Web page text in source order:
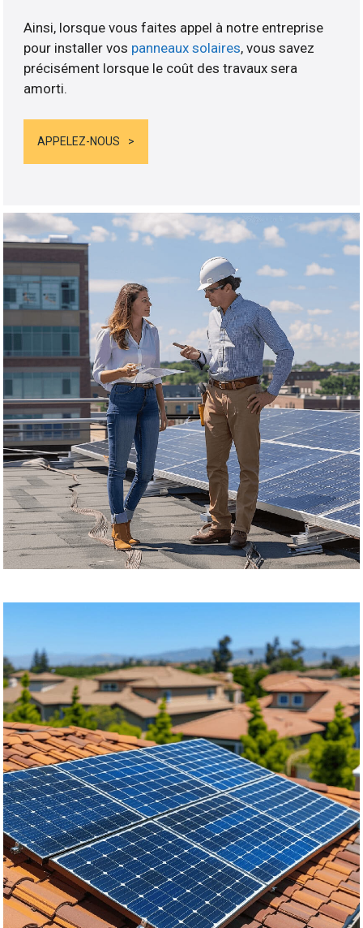
Ainsi, lorsque vous faites appel à notre entreprise
pour installer vos panneaux solaires, vous savez
précisément lorsque le coût des travaux sera
amorti.
APPELEZ-NOUS